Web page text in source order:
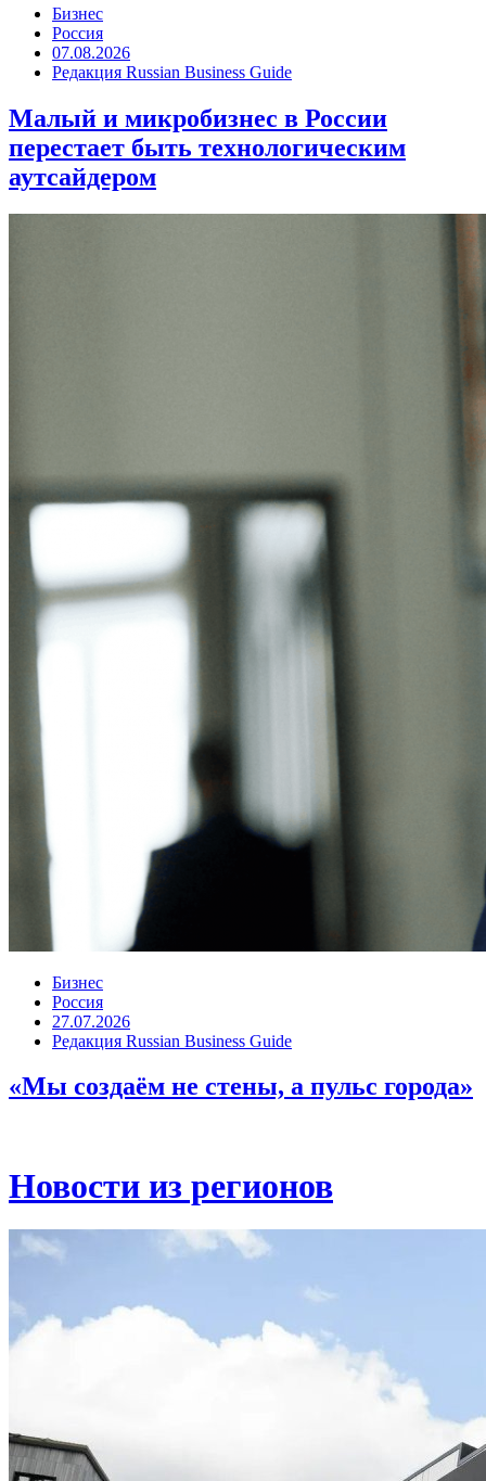
Бизнес
Россия
07.08.2026
Редакция Russian Business Guide
Малый и микробизнес в России
перестает быть технологическим
аутсайдером
Бизнес
Россия
27.07.2026
Редакция Russian Business Guide
«Мы создаём не стены, а пульс города»
Новости из регионов